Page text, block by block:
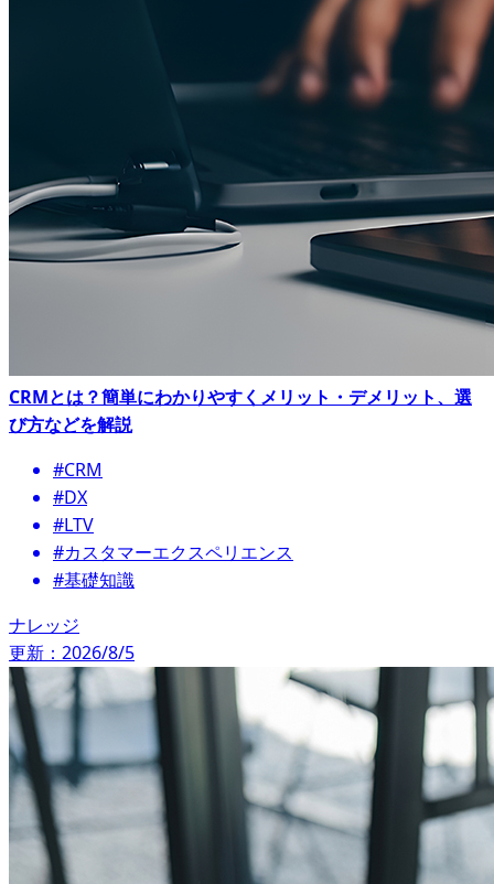
CRMとは？簡単にわかりやすくメリット・デメリット、選
び方などを解説
#CRM
#DX
#LTV
#カスタマーエクスペリエンス
#基礎知識
ナレッジ
更新：2026/8/5